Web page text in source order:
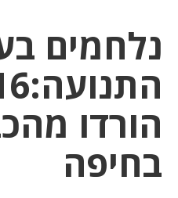
נלחמים
הורדו
בחיפה